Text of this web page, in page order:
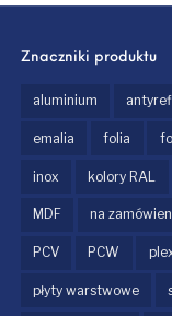
Znaczniki produktu
aluminium
emalia folia
inox kolory RAL
MDF na
PCV PCW
płyty warstwowe